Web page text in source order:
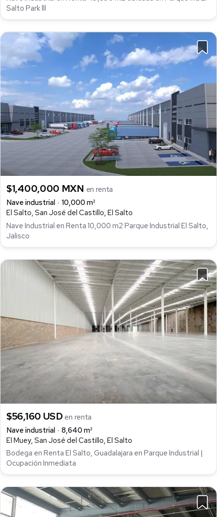
Salto Park lll
$1,400,000 MXN en renta
Nave industrial
10,000 m²
El Salto, San José del Castillo, El Salto
Nave Industrial en Renta 10,000 m2 Parque Industrial El Salto,
Jalisco
$56,160 USD en renta
Nave industrial
8,640 m²
El Muey, San José del Castillo, El Salto
Bodega en Renta El Salto, Guadalajara en Parque Industrial |
Ocupación Inmediata